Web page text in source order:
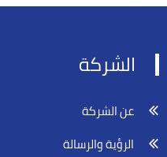
الشركة
عن الشركة
الرؤية والرسالة